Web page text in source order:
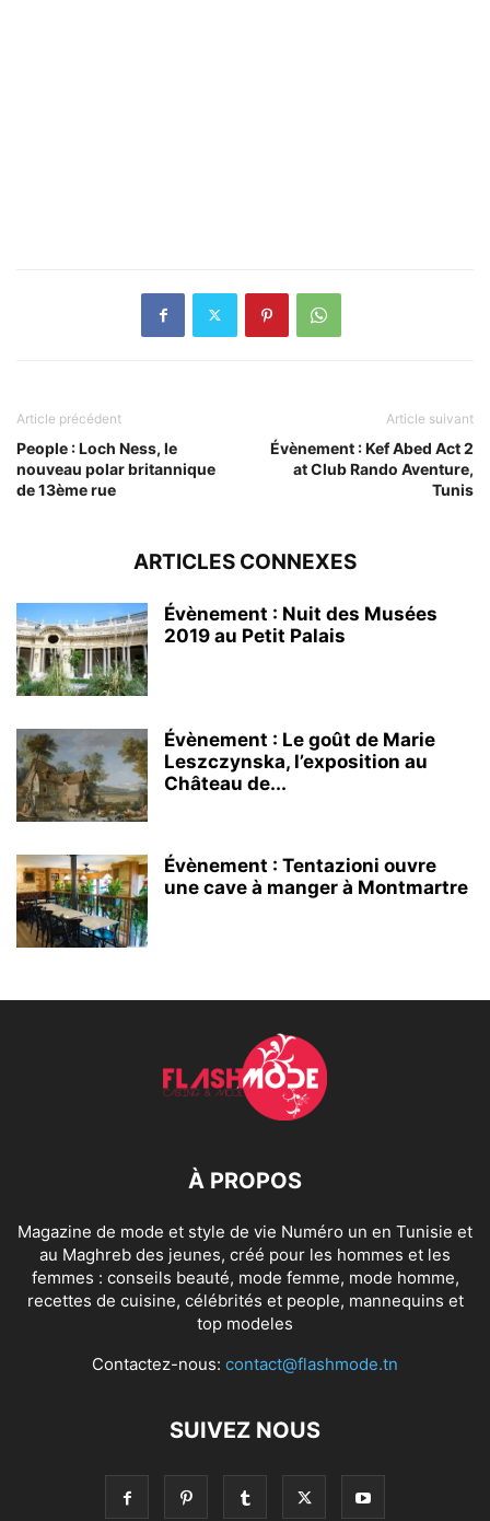
Article précédent
People : Loch Ness, le
nouveau polar britannique
de 13ème rue
Article suivant
Évènement : Kef Abed Act 2
at Club Rando Aventure,
Tunis
ARTICLES CONNEXES
Évènement : Nuit des Musées
2019 au Petit Palais
Évènement : Le goût de Marie
Leszczynska, l’exposition au
Château de...
Évènement : Tentazioni ouvre
une cave à manger à Montmartre
À PROPOS
Magazine de mode et style de vie Numéro un en Tunisie et
au Maghreb des jeunes, créé pour les hommes et les
femmes : conseils beauté, mode femme, mode homme,
recettes de cuisine, célébrités et people, mannequins et
top modeles
Contactez-nous: contact@flashmode.tn
SUIVEZ NOUS